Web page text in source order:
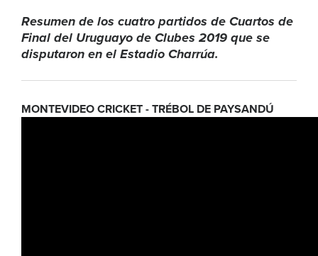
Resumen de los cuatro partidos de Cuartos de
Final del Uruguayo de Clubes 2019 que se
disputaron en el Estadio Charrúa.
MONTEVIDEO CRICKET - TRÉBOL DE PAYSANDÚ